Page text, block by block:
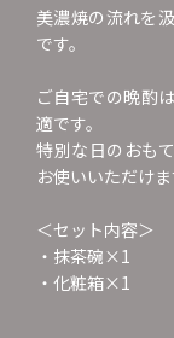
美濃焼の流れを
です。
ご自宅での晩酌
適です。
特別な日のおも
お使いいただけま
＜セット内容＞
・抹茶碗×1
・化粧箱×1